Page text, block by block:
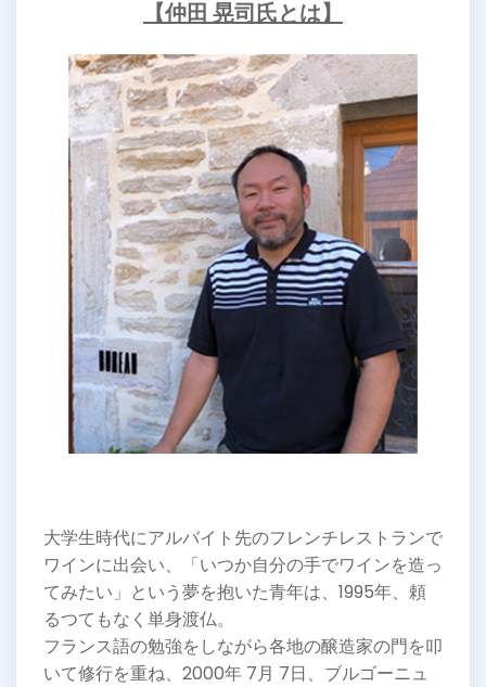
【仲田 晃司氏とは】
大学生時代にアルバイト先のフレンチレストランで
ワインに出会い、「いつか自分の手でワインを造っ
てみたい」という夢を抱いた青年は、1995年、頼
るつてもなく単身渡仏。
フランス語の勉強をしながら各地の醸造家の門を叩
いて修行を重ね、2000年 7月 7日、ブルゴーニュ